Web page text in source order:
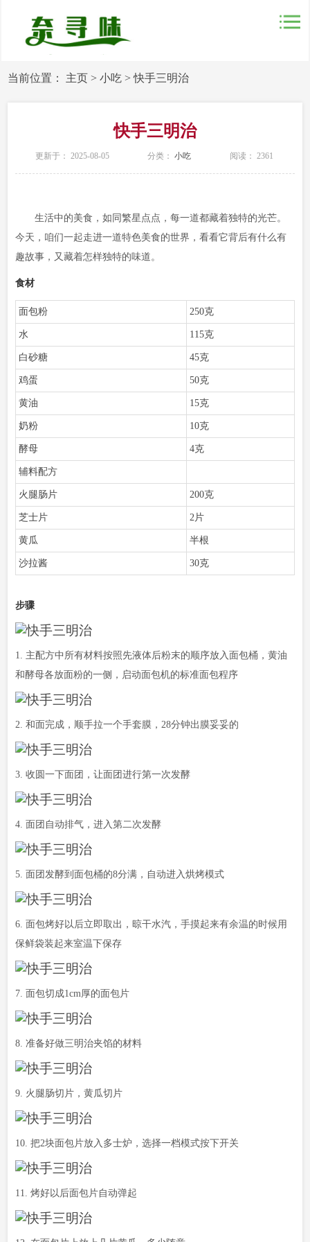
当前位置： 主页 >小吃 >快手三明治
快手三明治
更新于： 2025-08-05 分类： 小吃 阅读： 2361
生活中的美食，如同繁星点点，每一道都藏着独特的光芒。
今天，咱们一起走进一道特色美食的世界，看看它背后有什么有
趣故事，又藏着怎样独特的味道。
食材
面包粉 250克
水 115克
白砂糖 45克
鸡蛋 50克
黄油 15克
奶粉 10克
酵母 4克
辅料配方
火腿肠片 200克
芝士片 2片
黄瓜 半根
沙拉酱 30克
步骤
1. 主配方中所有材料按照先液体后粉末的顺序放入面包桶，黄油
和酵母各放面粉的一侧，启动面包机的标准面包程序
2. 和面完成，顺手拉一个手套膜，28分钟出膜妥妥的
3. 收圆一下面团，让面团进行第一次发酵
4. 面团自动排气，进入第二次发酵
5. 面团发酵到面包桶的8分满，自动进入烘烤模式
6. 面包烤好以后立即取出，晾干水汽，手摸起来有余温的时候用
保鲜袋装起来室温下保存
7. 面包切成1cm厚的面包片
8. 准备好做三明治夹馅的材料
9. 火腿肠切片，黄瓜切片
10. 把2块面包片放入多士炉，选择一档模式按下开关
11. 烤好以后面包片自动弹起